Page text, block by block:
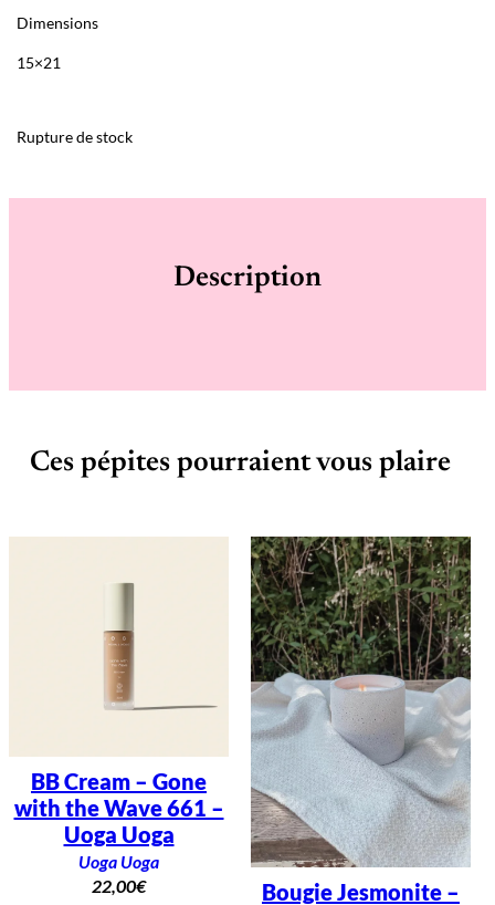
Dimensions
15×21
Rupture de stock
Description
Ces pépites pourraient vous plaire
BB Cream – Gone
with the Wave 661 –
Uoga Uoga
Uoga Uoga
22,00€
Bougie Jesmonite –